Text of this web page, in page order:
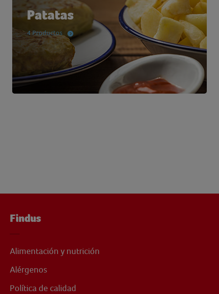
Patatas
4 Productos
Findus
Alimentación y nutrición
Alérgenos
Política de calidad